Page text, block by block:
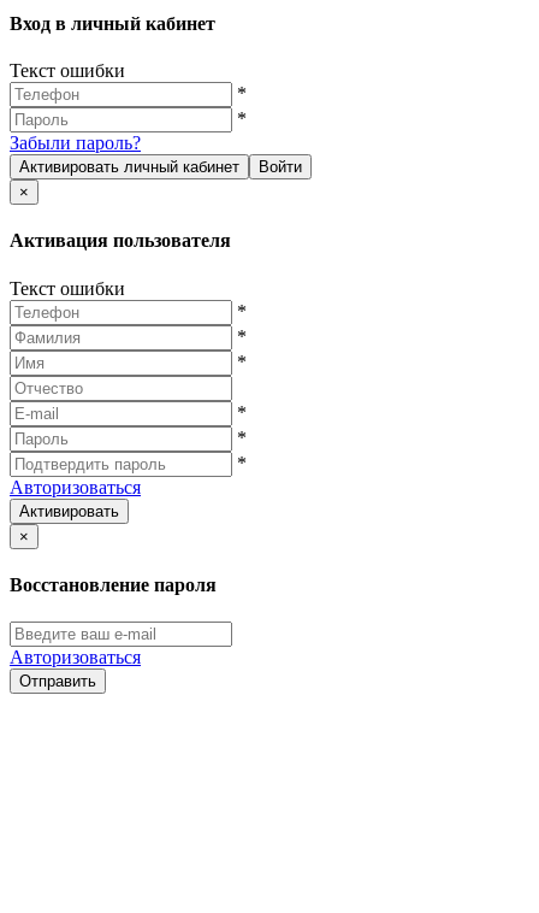
Вход в личный кабинет
Текст ошибки
*
*
Забыли пароль?
Активировать личный кабинет
Войти
×
Активация пользователя
Текст ошибки
*
*
*
*
*
*
Авторизоваться
Активировать
×
Восстановление пароля
Авторизоваться
Отправить